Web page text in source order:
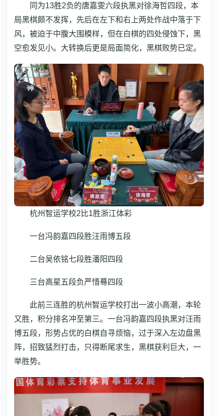
同为13胜2负的唐嘉雯六段执黑对徐海哲四段，本
局黑棋颇不发挥，先后在左下和右上两处作战中落于下
风，被迫于中腹大围模样，但在白棋的四处侵蚀下，黑
空愈发见小。大转换后更是局面简化，黑棋败势已定。
杭州智运学校2比1胜浙江体彩
一台冯韵嘉四段胜汪雨博五段
二台吴依铭七段胜潘阳四段
三台高星五段负严惜蓦四段
此前三连胜的杭州智运学校打出一波小高潮，本轮
又胜，积分排名冲至第三。一台冯韵嘉四段执黑对汪雨
博五段，形势占优的白棋自寻烦恼，过于深入左边盘黑
阵，招致猛烈打击，只得断尾求生，黑棋获利巨大，一
举胜势。